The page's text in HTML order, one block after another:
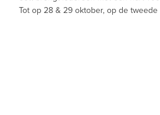
Tot op 28 & 29 oktober, op de